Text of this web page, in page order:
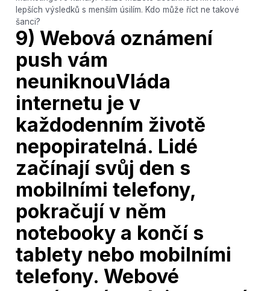
lepších výsledků s menším úsilím. Kdo může říct ne takové
šanci?
9) Webová oznámení
push vám
neuniknouVláda
internetu je v
každodenním životě
nepopiratelná. Lidé
začínají svůj den s
mobilními telefony,
pokračují v něm
notebooky a končí s
tablety nebo mobilními
telefony. Webové